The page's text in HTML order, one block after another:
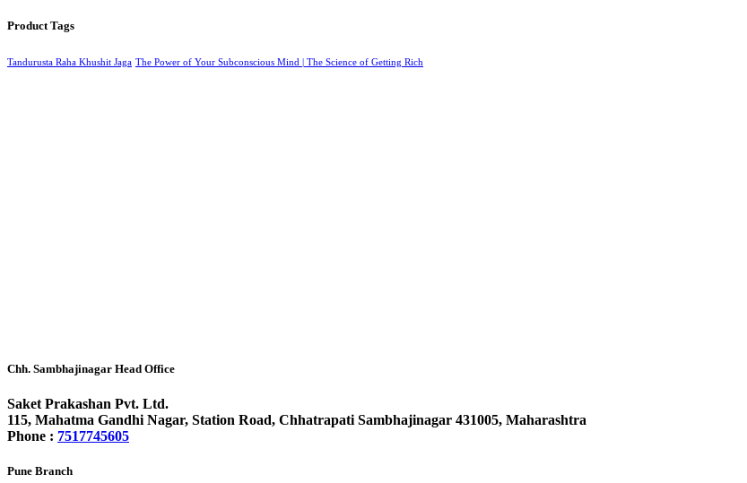
Product Tags
Tandurusta Raha Khushit Jaga The Power of Your Subconscious Mind | The Science of Getting Rich
Chh. Sambhajinagar Head Office
Saket Prakashan Pvt. Ltd.
115, Mahatma Gandhi Nagar, Station Road, Chhatrapati Sambhajinagar 431005, Maharashtra
Phone : 7517745605
Pune Branch